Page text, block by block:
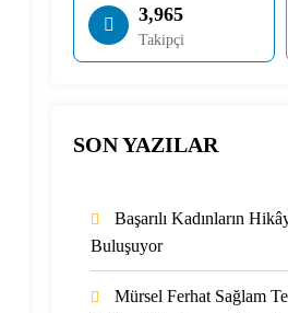
3,965
Takipçi
SON YAZILAR
Başarılı Kadınların
Buluşuyor
Mürsel Ferhat Sağlam